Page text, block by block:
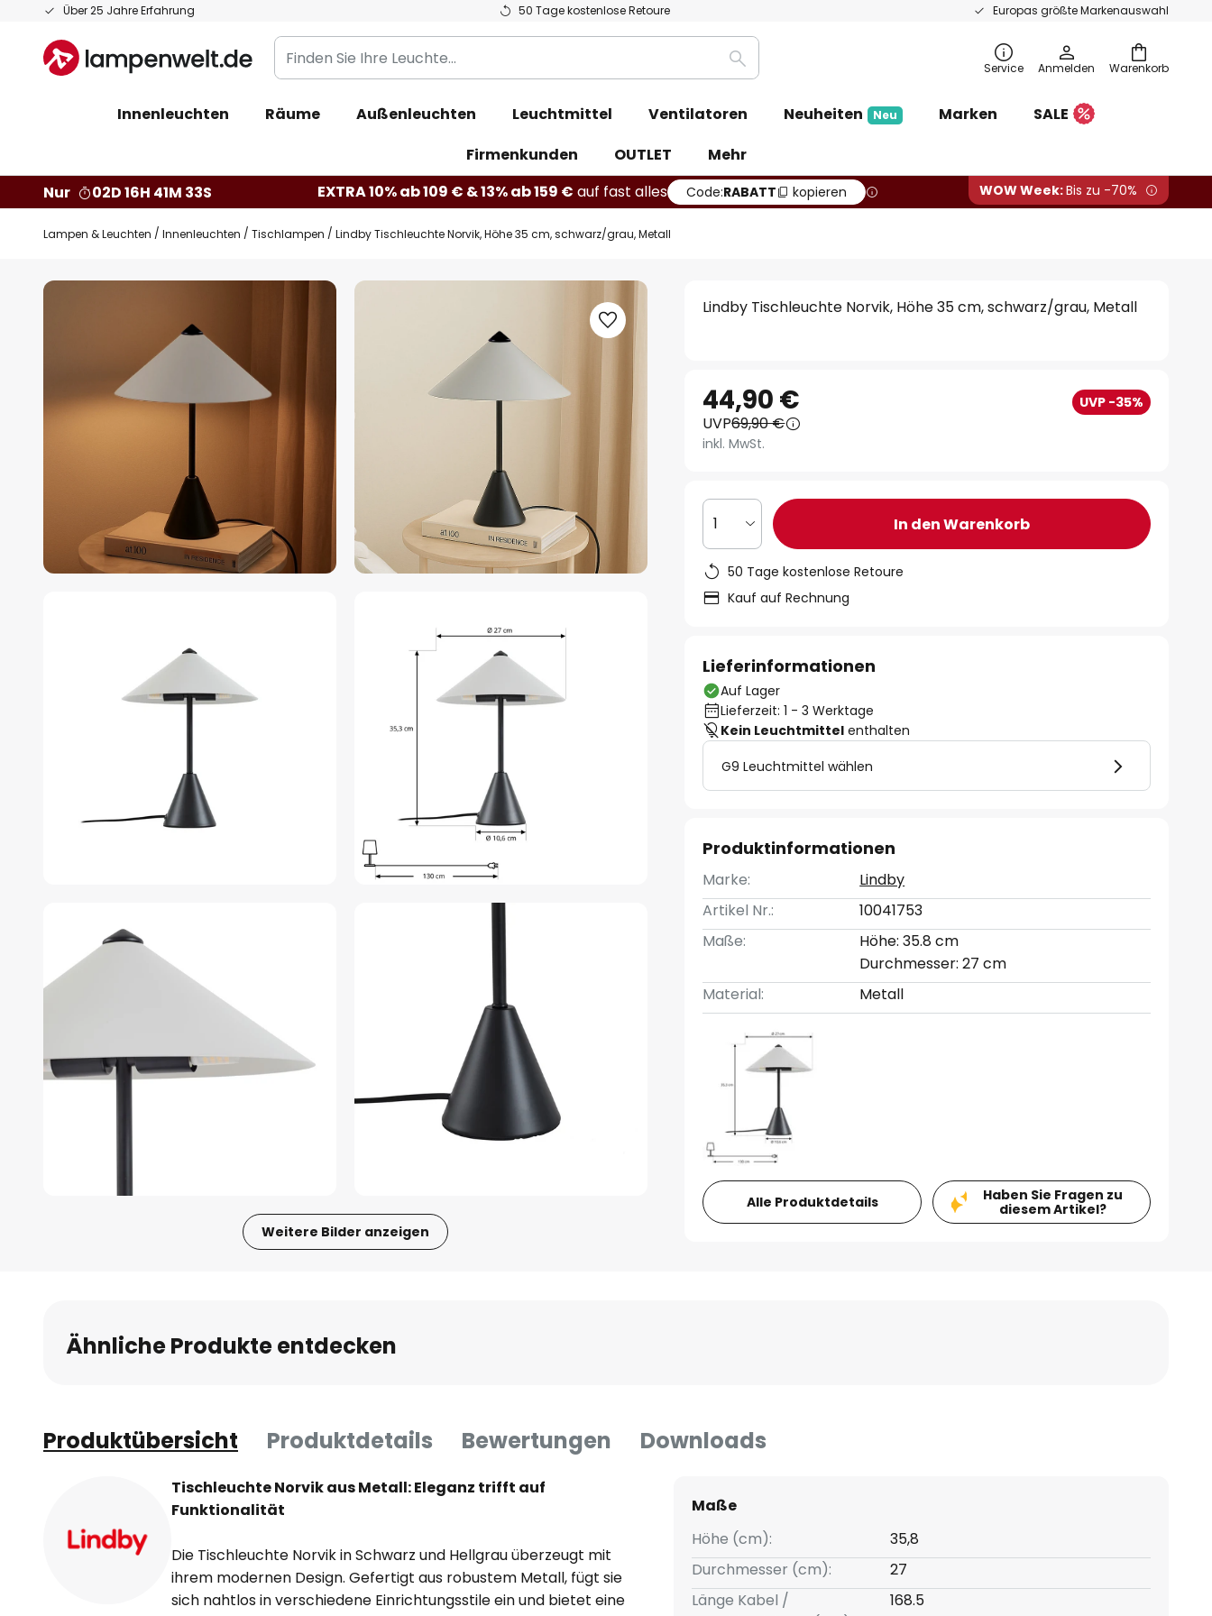
Über 25 Jahre Erfahrung 50 Tage kostenlose Retoure Europas größte Markenauswahl
Zum
springen
Warenkorb
Finden
Sie
Leuchte...
Suche Service Anmelden
Innenleuchten Räume Außenleuchten Leuchtmittel Ventilatoren Neuheiten Neu Marken
SALE
Firmenkunden
OUTLET
Mehr
Nur
02D 16H 41M 32S EXTRA 10% ab 109 € & 13% ab 159 € auf fast alles Code:RABATT kopieren WOW Week:Bis zu -70%
Lampen & Leuchten Innenleuchten Tischlampen Lindby Tischleuchte Norvik, Höhe 35 cm, schwarz/grau, Metall
Zum
Weitere Bilder anzeigen
Bildgalerie
springen
Lindby Tischleuchte Norvik, Höhe 35 cm, schwarz/grau, Metall
44,90 € UVP -35%
UVP69,90 €
inkl. MwSt.
1 In den Warenkorb
50 Tage kostenlose Retoure
Kauf auf Rechnung
Lieferinformationen
Auf Lager
Lieferzeit: 1 - 3 Werktage
Kein Leuchtmittel enthalten
G9 Leuchtmittel wählen
Produktinformationen
Marke:
Lindby
Artikel Nr.:
10041753
Maße:
Höhe: 35.8 cm
Durchmesser: 27 cm
Material:
Metall
Alle Produktdetails
Haben Sie Fragen zu
diesem Artikel?
Ähnliche Produkte entdecken
Produktübersicht Produktdetails Bewertungen Downloads
Tischleuchte Norvik aus Metall: Eleganz trifft auf
Funktionalität
Die Tischleuchte Norvik in Schwarz und Hellgrau überzeugt mit
ihrem modernen Design. Gefertigt aus robustem Metall, fügt sie
sich nahtlos in verschiedene Einrichtungsstile ein und bietet eine
Maße
Höhe (cm):
35,8
Durchmesser (cm):
27
Länge Kabel /
168.5